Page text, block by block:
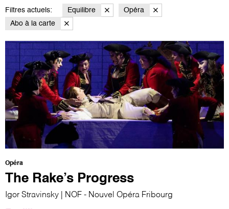
Filtres actuels: Equilibre
Opéra
Abo à la carte
Opéra
The Rake’s Progress
Igor Stravinsky | NOF - Nouvel Opéra Fribourg